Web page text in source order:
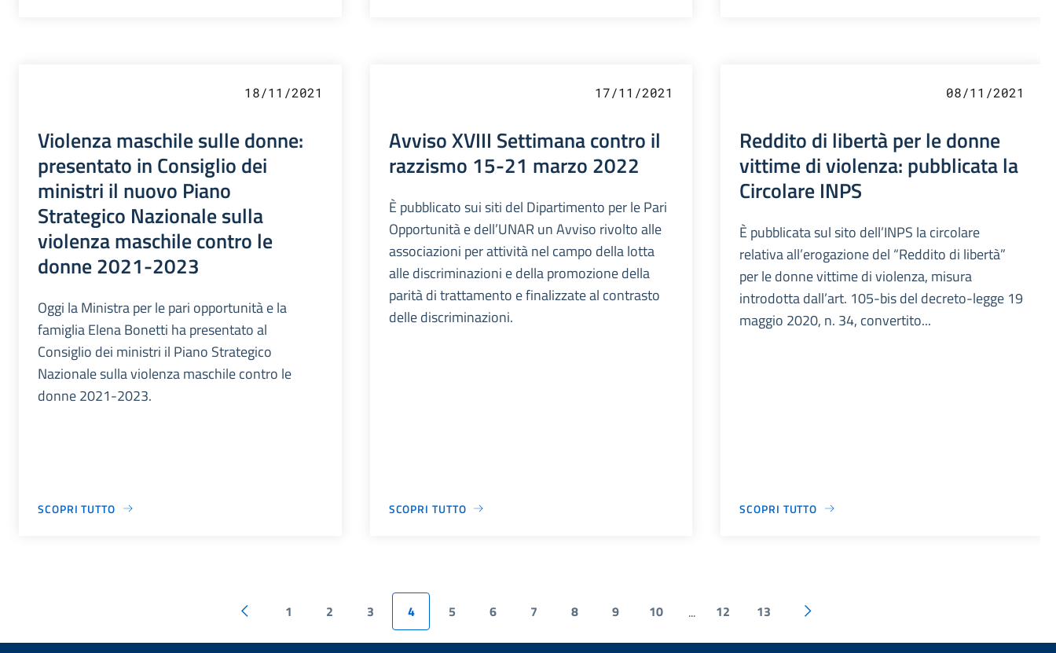
18/11/2021
Violenza maschile sulle donne:
presentato in Consiglio dei
ministri il nuovo Piano
Strategico Nazionale sulla
violenza maschile contro le
donne 2021-2023
Oggi la Ministra per le pari opportunità e la
famiglia Elena Bonetti ha presentato al
Consiglio dei ministri il Piano Strategico
Nazionale sulla violenza maschile contro le
donne 2021-2023.
SCOPRI TUTTO
17/11/2021
Avviso XVIII Settimana contro il
razzismo 15-21 marzo 2022
È pubblicato sui siti del Dipartimento per le Pari
Opportunità e dell’UNAR un Avviso rivolto alle
associazioni per attività nel campo della lotta
alle discriminazioni e della promozione della
parità di trattamento e finalizzate al contrasto
delle discriminazioni.
SCOPRI TUTTO
08/11/2021
Reddito di libertà per le donne
vittime di violenza: pubblicata la
Circolare INPS
È pubblicata sul sito dell’INPS la circolare
relativa all’erogazione del “Reddito di libertà”
per le donne vittime di violenza, misura
introdotta dall’art. 105-bis del decreto-legge 19
maggio 2020, n. 34, convertito...
SCOPRI TUTTO
1 2 3 4 5 6 7 8 9 10 ... 12 13